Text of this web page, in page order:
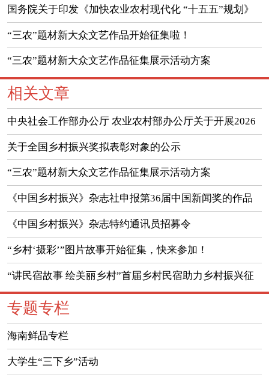
国务院关于印发《加快农业农村现代化 “十五五”规划》
的通知
“三农”题材新大众文艺作品开始征集啦！
“三农”题材新大众文艺作品征集展示活动方案
相关文章
中央社会工作部办公厅 农业农村部办公厅关于开展2026
年度党建引领乡村治理典型案例征集工作的通知
关于全国乡村振兴奖拟表彰对象的公示
“三农”题材新大众文艺作品征集展示活动方案
《中国乡村振兴》杂志社申报第36届中国新闻奖的作品
公示
《中国乡村振兴》杂志特约通讯员招募令
“乡村‘摄彩’”图片故事开始征集，快来参加！
“讲民宿故事 绘美丽乡村”首届乡村民宿助力乡村振兴征
文活动启事
专题专栏
海南鲜品专栏
大学生“三下乡”活动